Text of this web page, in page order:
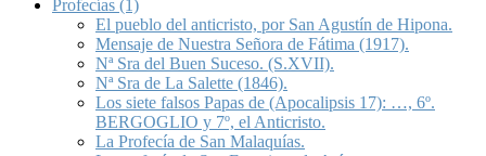
Profecías (1)
El pueblo del anticristo, por San Agustín de Hipona.
Mensaje de Nuestra Señora de Fátima (1917).
Nª Sra del Buen Suceso. (S.XVII).
Nª Sra de La Salette (1846).
Los siete falsos Papas de (Apocalipsis 17): …, 6º.
BERGOGLIO y 7º, el Anticristo.
La Profecía de San Malaquías.